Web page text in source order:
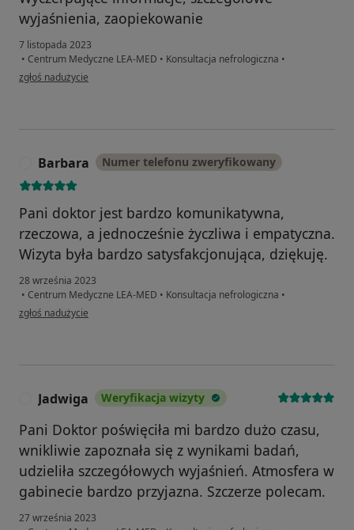
wyjaśnienia, zaopiekowanie
7 listopada 2023
• Centrum Medyczne LEA-MED • Konsultacja nefrologiczna •
w opinii użytkownika Ach
zgłoś nadużycie
Barbara Numer telefonu zweryfikowany
Pani doktor jest bardzo komunikatywna,
rzeczowa, a jednocześnie życzliwa i empatyczna.
Wizyta była bardzo satysfakcjonująca, dziękuję.
28 września 2023
• Centrum Medyczne LEA-MED • Konsultacja nefrologiczna •
w opinii użytkownika Barbara
zgłoś nadużycie
Jadwiga Weryfikacja wizyty
Pani Doktor poświęciła mi bardzo dużo czasu,
wnikliwie zapoznała się z wynikami badań,
udzieliła szczegółowych wyjaśnień. Atmosfera w
gabinecie bardzo przyjazna. Szczerze polecam.
27 września 2023